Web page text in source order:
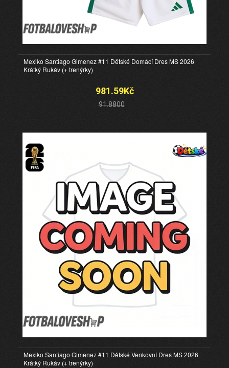
Mexiko Santiago Gimenez #11 Dětské Domácí Dres MS 2026
Krátký Rukáv (+ trenýrky)
981.59Kč
91.8800
Mexiko Santiago Gimenez #11 Dětské Venkovní Dres MS 2026
Krátký Rukáv (+ trenýrky)